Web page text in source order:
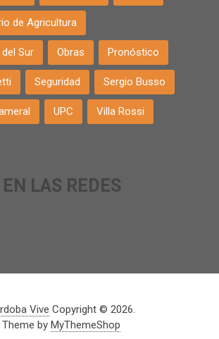
de Agricultura
Sur Obras Pronóstico
Seguridad Sergio Busso
UPC Villa Rossi
LAS REDES
Vive Copyright © 2026.
Theme by MyThemeShop